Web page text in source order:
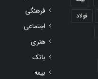
فولاد
فرهنگی
اجتماعی
هنری
بانک
بیمه